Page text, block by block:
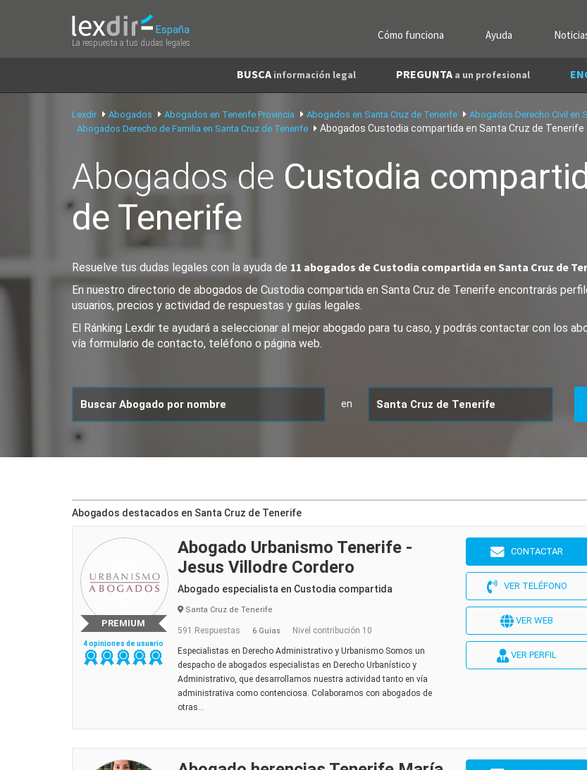
España
La respuesta a tus dudas legales
Cómo funciona Ayuda
BUSCA información legal PREGUNTA a un profesional
Lexdir Abogados Abogados en Tenerife Provincia Abogados en Santa Cruz de Tenerife
Abogados Derecho Civil en
Abogados Derecho de Familia en Santa Cruz de Tenerife
Abogados Custodia compartida en Santa Cruz de Tenerife
Abogados de Custodia
de Tenerife
Resuelve tus dudas legales con la ayuda de 11 abogados de Custodia compartida en Santa Cruz de
En nuestro directorio de abogados de Custodia compartida en Santa Cruz de Tenerife encontrarás
usuarios, precios y actividad de respuestas y guías legales.
El Ránking Lexdir te ayudará a seleccionar al mejor abogado para tu caso, y podrás contactar con los
vía formulario de contacto, teléfono o página web.
en
Abogados destacados en Santa Cruz de Tenerife
PREMIUM
4 opiniones de usuario
Abogado Urbanismo Tenerife -
Jesus Villodre Cordero
Abogado especialista en Custodia compartida
Santa Cruz de Tenerife
591 Respuestas 6 Guías Nivel contribución 10
Especialistas en Derecho Administrativo y Urbanismo Somos un
despacho de abogados especialistas en Derecho Urbanístico y
Administrativo, que desarrollamos nuestra actividad tanto en vía
administrativa como contenciosa. Colaboramos con abogados de
otras...
CONTACTAR
VER TELÉFONO
VER WEB
VER PERFIL